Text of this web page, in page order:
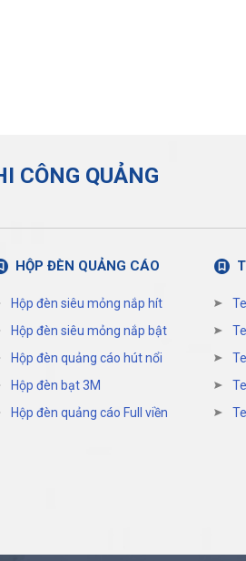
CÔNG QUẢNG
HỘP ĐÈN QUẢNG CÁO
Hộp đèn siêu mỏng nắp hít
Hộp đèn siêu mỏng nắp bật
Hộp đèn quảng cáo hút nổi
Hộp đèn bạt 3M
Hộp đèn quảng cáo Full viền